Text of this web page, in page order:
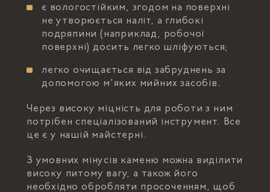
є вологостійким, згодом на поверхні
не утворюється наліт, а глибокі
подряпини (наприклад, робочої
поверхні) досить легко шліфуються;
легко очищається від забруднень за
допомогою м'яких мийних засобів.
Через високу міцність для роботи з ним
потрібен спеціалізований інструмент. Все
це є у нашій майстерні.
З умовних мінусів каменю можна виділити
високу питому вагу, а також його
необхідно обробляти просоченням, щоб